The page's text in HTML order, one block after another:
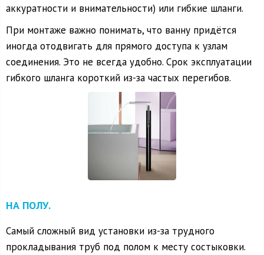
аккуратности и внимательности) или гибкие шланги.
При монтаже важно понимать, что ванну придётся
иногда отодвигать для прямого доступа к узлам
соединения. Это не всегда удобно. Срок эксплуатации
гибкого шланга короткий из-за частых перегибов.
НА ПОЛУ.
Самый сложный вид установки из-за трудного
прокладывания труб под полом к месту состыковки.